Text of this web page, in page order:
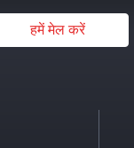
हमें मेल करें